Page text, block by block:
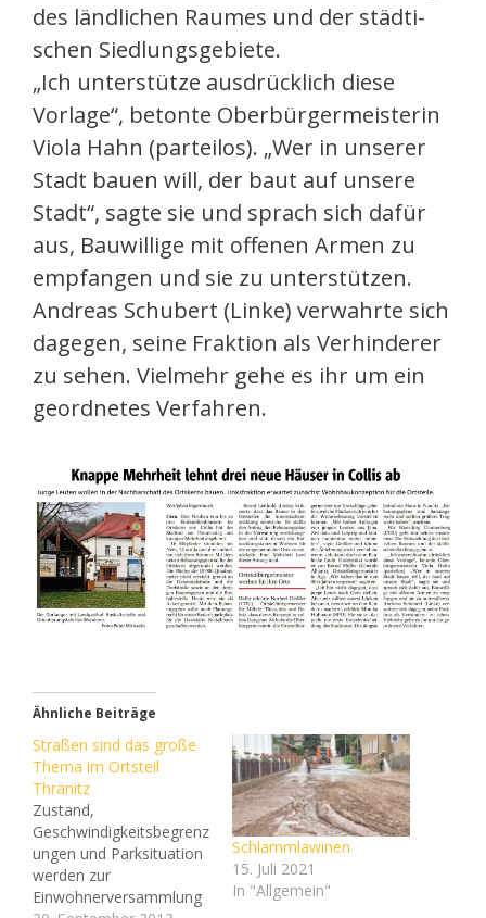
des ländlichen Raumes und der städti-
schen Siedlungsgebiete.
„Ich unterstütze ausdrücklich diese
Vorlage“, betonte Oberbürgermeisterin
Viola Hahn (parteilos). „Wer in unserer
Stadt bauen will, der baut auf unsere
Stadt“, sagte sie und sprach sich dafür
aus, Bauwillige mit offenen Armen zu
empfangen und sie zu unterstützen.
Andreas Schubert (Linke) verwahrte sich
dagegen, seine Fraktion als Verhinderer
zu sehen. Vielmehr gehe es ihr um ein
geordnetes Verfahren.
Ähnliche Beiträge
Straßen sind das große
Thema im Ortsteil
Thränitz
Zustand,
Geschwindigkeitsbegrenz
ungen und Parksituation
werden zur
Einwohnerversammlung
Schlammlawinen
15. Juli 2021
In "Allgemein"